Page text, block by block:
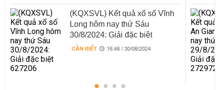
(KQXSVL) Kết quả xổ số Vĩnh
Long hôm nay thứ Sáu
30/8/2024: Giải đặc biệt
627206
CẦN BIẾT 16:46 | 30/08/2024